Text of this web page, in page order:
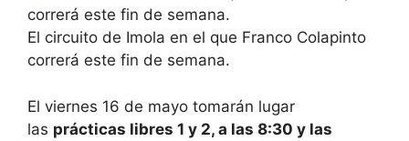
El circuito de Imola en el que Franco Colapinto
correrá este fin de semana.
El viernes 16 de mayo tomarán lugar
las prácticas libres 1 y 2, a las 8:30 y las